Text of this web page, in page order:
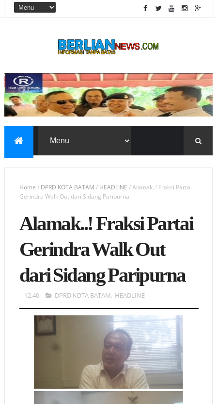
Home / DPRD KOTA BATAM / HEADLINE /Alamak..! Fraksi Partai
Gerindra Walk Out dari Sidang Paripurna
Alamak..! Fraksi Partai
Gerindra Walk Out
dari Sidang Paripurna
12.40 DPRD KOTA BATAM, HEADLINE